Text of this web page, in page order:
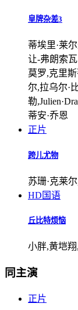
皇牌杂差3
蒂埃里·莱
让-弗朗索瓦
莫罗,克里斯
尔,拉乌尔·
勒
蒂安·乔恩
正片
跨儿尤物
苏珊·克莱
HD国语
丘比特烦恼
小胖,黄垲
同主演
正片